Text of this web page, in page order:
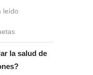
leído
la salud de